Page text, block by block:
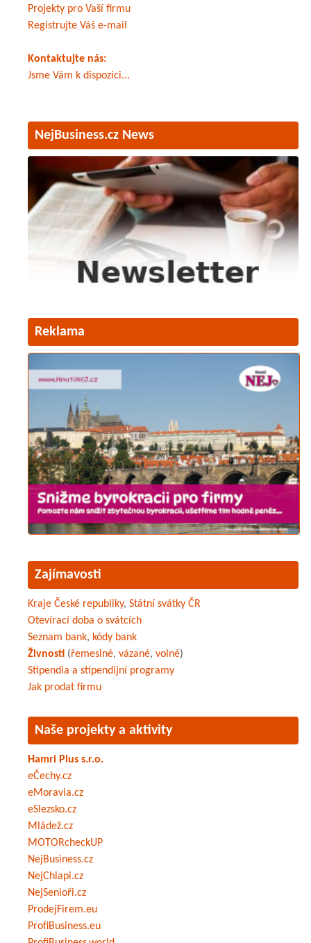
Projekty pro Vaší firmu
Registrujte Váš e-mail
Kontaktujte nás:
Jsme Vám k dispozici...
NejBusiness.cz News
Reklama
Zajímavosti
Kraje České republiky, Státní svátky ČR
Otevírací doba o svátcích
Seznam bank, kódy bank
Živnosti (řemeslné, vázané, volné)
Stipendia a stipendijní programy
Jak prodat firmu
Naše projekty a aktivity
Hamri Plus s.r.o.
eČechy.cz
eMoravia.cz
eSlezsko.cz
Mládež.cz
MOTORcheckUP
NejBusiness.cz
NejChlapi.cz
NejSenioři.cz
ProdejFirem.eu
ProfiBusiness.eu